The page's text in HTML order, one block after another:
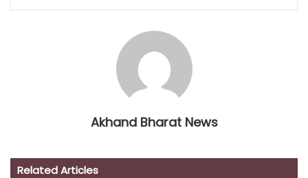
Akhand Bharat News
Related Articles